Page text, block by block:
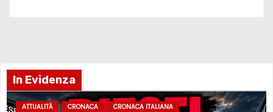
In Evidenza
ATTUALITÀ CRONACA CRONACA ITALIANA